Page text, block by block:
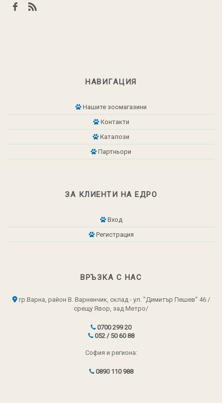
НАВИГАЦИЯ
Нашите зоомагазини
Контакти
Каталози
Партньори
ЗА КЛИЕНТИ НА ЕДРО
Вход
Регистрация
ВРЪЗКА С НАС
гр.Варна, район В. Варненчик, склад - ул. "Димитър Пешев" 46 /
срещу Явор, зад Метро/
0700 299 20
052 / 50 60 88
София и региона:
0890 110 988